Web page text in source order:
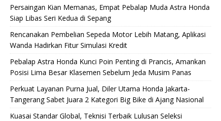
Persaingan Kian Memanas, Empat Pebalap Muda Astra Honda
Siap Libas Seri Kedua di Sepang
Rencanakan Pembelian Sepeda Motor Lebih Matang, Aplikasi
Wanda Hadirkan Fitur Simulasi Kredit
Pebalap Astra Honda Kunci Poin Penting di Prancis, Amankan
Posisi Lima Besar Klasemen Sebelum Jeda Musim Panas
Perkuat Layanan Purna Jual, Diler Utama Honda Jakarta-
Tangerang Sabet Juara 2 Kategori Big Bike di Ajang Nasional
Kuasai Standar Global, Teknisi Terbaik Lulusan Seleksi